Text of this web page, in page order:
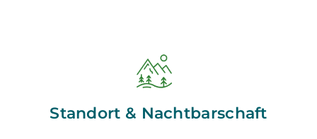
Standort & Nachtbarschaft